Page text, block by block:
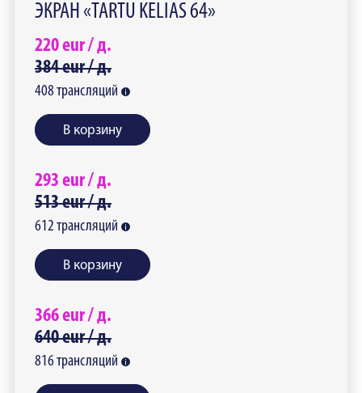
ЭКРАН «TARTU KELIAS 64»
220eur /д.
384eur /д.
408 трансляций
В корзину
293 eur /д.
513eur /д.
612 трансляций
В корзину
366eur /д.
640eur /д.
816трансляций